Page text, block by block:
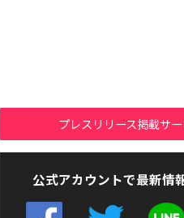
プレスリリース掲載サ
公式アカウントで最新情